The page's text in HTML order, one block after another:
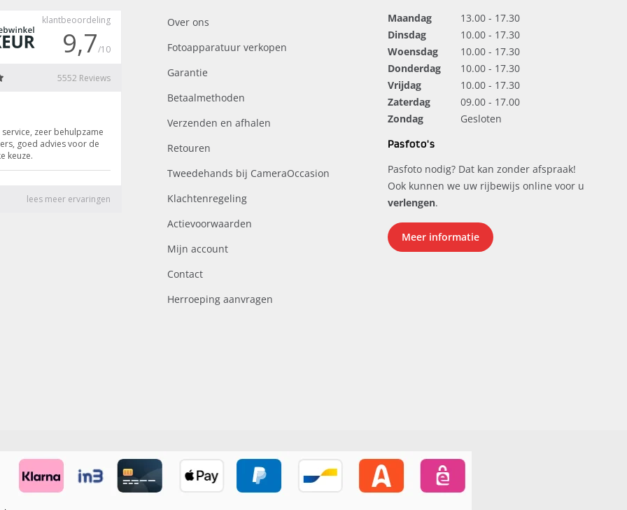
Over ons
Fotoapparatuur verkopen
Garantie
Betaalmethoden
Verzenden en afhalen
Retouren
Tweedehands bij CameraOccasion
Klachtenregeling
Actievoorwaarden
Mijn account
Contact
Herroeping aanvragen
Maandag
13.00 - 17.30
Dinsdag
10.00 - 17.30
Woensdag
10.00 - 17.30
Donderdag
10.00 - 17.30
Vrijdag
10.00 - 17.30
Zaterdag
09.00 - 17.00
Zondag
Gesloten
Pasfoto's
Pasfoto nodig? Dat kan zonder afspraak!
Ook kunnen we uw rijbewijs online voor u
verlengen.
Meer informatie